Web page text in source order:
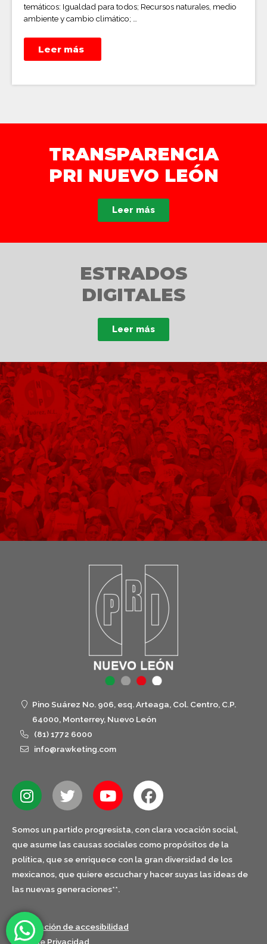
temáticos: Igualdad para todos; Recursos naturales, medio
ambiente y cambio climático; …
Leer más
TRANSPARENCIA
PRI NUEVO LEÓN
Leer más
ESTRADOS
DIGITALES
Leer más
Pino Suárez No. 906, esq. Arteaga, Col. Centro, C.P.
64000, Monterrey, Nuevo León
(81) 1772 6000
info@rawketing.com
Somos un partido progresista, con clara vocación social,
que asume las causas sociales como propósitos de la
política, que se enriquece con la gran diversidad de los
mexicanos, que quiere escuchar y hacer suyas las ideas de
las nuevas generaciones**.
Declaración de accesibilidad
Aviso de Privacidad